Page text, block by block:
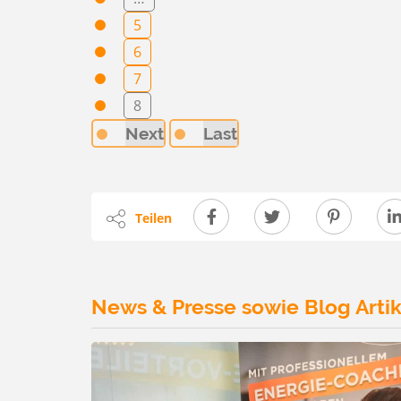
5
6
7
8
Next
Last
Teilen
News & Presse sowie Blog